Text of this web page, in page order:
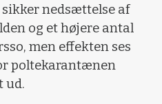
nedsættelse af
og et højere antal
men effekten ses
poltekarantænen
ud.